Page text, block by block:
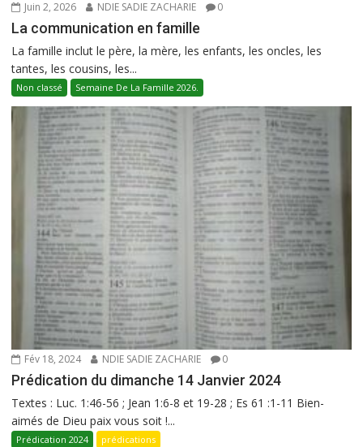
Juin 2, 2026 NDIE SADIE ZACHARIE 0
La communication en famille
La famille inclut le père, la mère, les enfants, les oncles, les
tantes, les cousins, les...
Non classé Semaine De La Famille 2026.
Fév 18, 2024 NDIE SADIE ZACHARIE 0
Prédication du dimanche 14 Janvier 2024
Textes : Luc. 1:46-56 ; Jean 1:6-8 et 19-28 ; Es 61 :1-11 Bien-
aimés de Dieu paix vous soit !...
Prédication 2024 prédications